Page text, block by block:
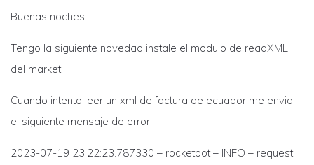
Buenas noches.
Tengo la siguiente novedad instale el modulo de readXML
del market.
Cuando intento leer un xml de factura de ecuador me envia
el siguiente mensaje de error:
2023-07-19 23:22:23.787330 – rocketbot – INFO – request: